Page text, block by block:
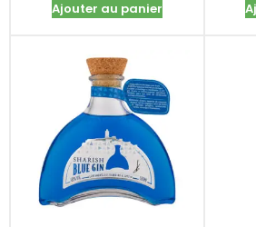
Ajouter au panier